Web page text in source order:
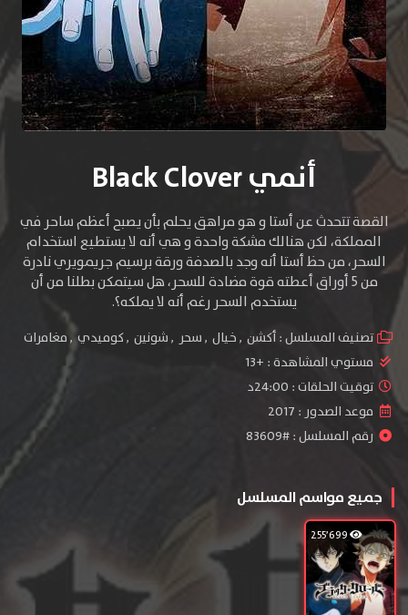
أنمي Black Clover
القصة تتحدث عن أستا و هو مراهق يحلم بأن يصبح أعظم ساحر في
المملكة، لكن هنالك مشكة واحدة و هي أنه لا يستطيع استخدام
السحر، من حظ أستا أنه وجد بالصدفة ورقة برسيم جريمويري نادرة
من 5 أوراق أعطته قوة مضادة للسحر، هل سيتمكن بطلنا من أن
يستخدم السحر رغم أنه لا يملكه؟.
تصنيف المسلسل :أكشن ,خيال ,سحر ,شونين ,كوميدي ,مغامرات
مستوي المشاهدة : +13
توقيت الحلقات : 24:00د
موعد الصدور : 2017
رقم المسلسل : #83609
جميع مواسم المسلسل